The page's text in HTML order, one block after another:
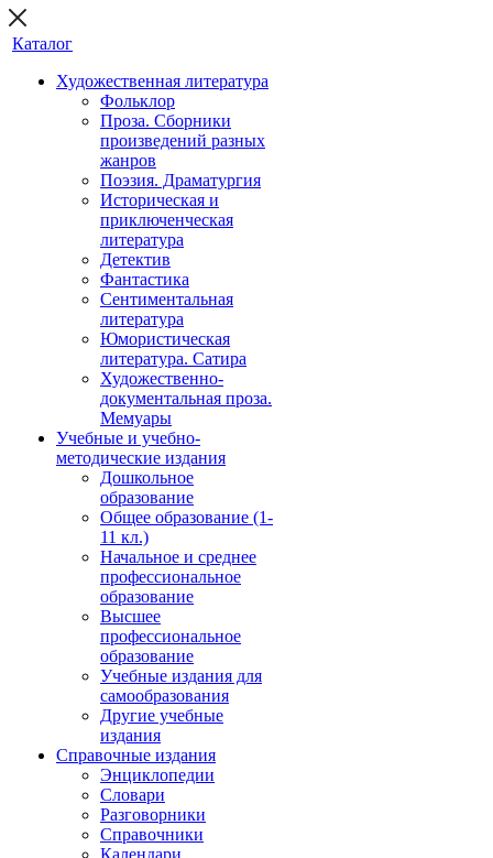
Каталог
Художественная литература
Фольклор
Проза. Сборники
произведений разных
жанров
Поэзия. Драматургия
Историческая и
приключенческая
литература
Детектив
Фантастика
Сентиментальная
литература
Юмористическая
литература. Сатира
Художественно-
документальная проза.
Мемуары
Учебные и учебно-
методические издания
Дошкольное
образование
Общее образование (1-
11 кл.)
Начальное и среднее
профессиональное
образование
Высшее
профессиональное
образование
Учебные издания для
самообразования
Другие учебные
издания
Справочные издания
Энциклопедии
Словари
Разговорники
Справочники
Календари